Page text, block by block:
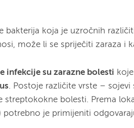
bakterija koja je uzročnih
može li se spriječiti zaraza i
infekcije su zarazne bolesti
. Postoje različite vrste –
streptokokne bolesti. Prema
potrebno je primijeniti